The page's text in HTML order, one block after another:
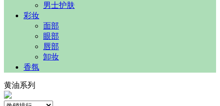
男士护肤
彩妆
面部
眼部
唇部
卸妆
香氛
黄油系列​